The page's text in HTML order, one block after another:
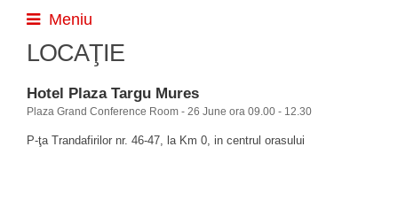
Meniu
LOCAŢIE
Hotel Plaza Targu Mures
Plaza Grand Conference Room - 26 June ora 09.00 - 12.30
P-ţa Trandafirilor nr. 46-47, la Km 0, in centrul orasului